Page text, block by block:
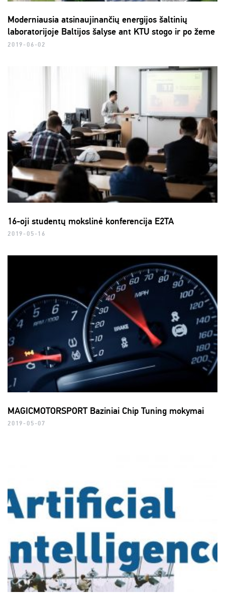
Moderniausia atsinaujinančių energijos šaltinių
laboratorijoje Baltijos šalyse ant KTU stogo ir po žeme
2019-06-02
16-oji studentų mokslinė konferencija E2TA
2019-05-16
MAGICMOTORSPORT Baziniai Chip Tuning mokymai
2019-05-07